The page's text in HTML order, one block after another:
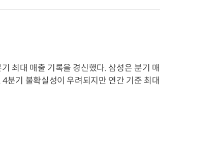
최대 매출 기록을 경신했다. 삼성은 분기 매
분기 불확실성이 우려되지만 연간 기준 최대